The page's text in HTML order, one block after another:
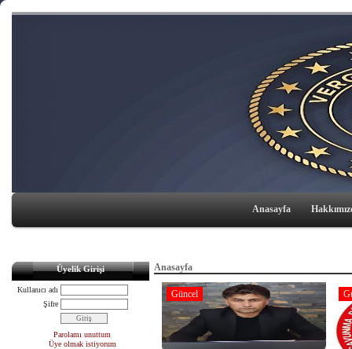
Anasayfa
Üyelik Girişi
Kullanıcı adı
Şifre
Parolamı unuttum
Üye olmak istiyorum
Anasayfa
Güncel